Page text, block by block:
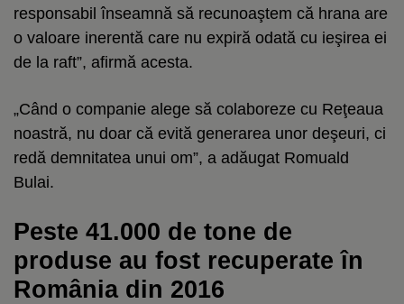
responsabil înseamnă să recunoaştem că hrana are
o valoare inerentă care nu expiră odată cu ieşirea ei
de la raft”, afirmă acesta.
„Când o companie alege să colaboreze cu Reţeaua
noastră, nu doar că evită generarea unor deşeuri, ci
redă demnitatea unui om”, a adăugat Romuald
Bulai.
Peste 41.000 de tone de
produse au fost recuperate în
România din 2016